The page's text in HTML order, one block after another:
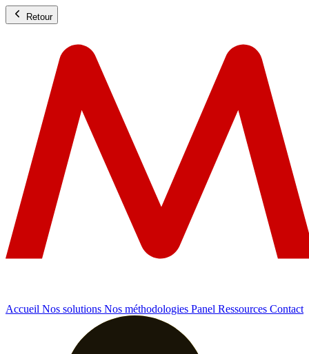
Retour
Accueil Nos solutions Nos méthodologies Panel Ressources Contact